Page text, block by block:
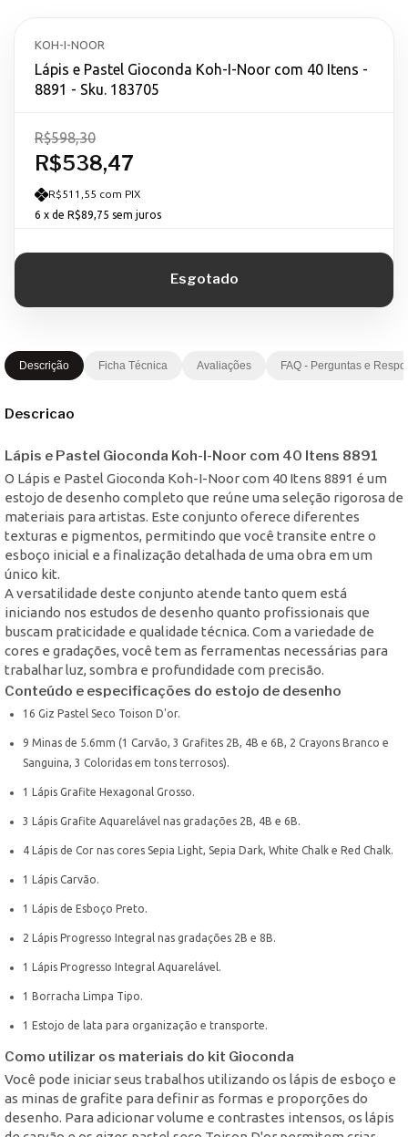
KOH-I-NOOR
Lápis e Pastel Gioconda Koh-I-Noor com 40 Itens -
8891 - Sku. 183705
R$538,47
R$598,30
R$511,55 com PIX
6 x de R$89,75 sem juros
Descrição Ficha Técnica Avaliações FAQ - Perguntas e
Descricao
Lápis e Pastel Gioconda Koh-I-Noor com 40 Itens 8891
O Lápis e Pastel Gioconda Koh-I-Noor com 40 Itens 8891 é um
estojo de desenho completo que reúne uma seleção rigorosa de
materiais para artistas. Este conjunto oferece diferentes
texturas e pigmentos, permitindo que você transite entre o
esboço inicial e a finalização detalhada de uma obra em um
único kit.
A versatilidade deste conjunto atende tanto quem está
iniciando nos estudos de desenho quanto profissionais que
buscam praticidade e qualidade técnica. Com a variedade de
cores e gradações, você tem as ferramentas necessárias para
trabalhar luz, sombra e profundidade com precisão.
Conteúdo e especificações do estojo de desenho
16 Giz Pastel Seco Toison D'or.
9 Minas de 5.6mm (1 Carvão, 3 Grafites 2B, 4B e 6B, 2 Crayons Branco e
Sanguina, 3 Coloridas em tons terrosos).
1 Lápis Grafite Hexagonal Grosso.
3 Lápis Grafite Aquarelável nas gradações 2B, 4B e 6B.
4 Lápis de Cor nas cores Sepia Light, Sepia Dark, White Chalk e Red Chalk.
1 Lápis Carvão.
1 Lápis de Esboço Preto.
2 Lápis Progresso Integral nas gradações 2B e 8B.
1 Lápis Progresso Integral Aquarelável.
1 Borracha Limpa Tipo.
1 Estojo de lata para organização e transporte.
Como utilizar os materiais do kit Gioconda
Você pode iniciar seus trabalhos utilizando os lápis de esboço e
as minas de grafite para definir as formas e proporções do
desenho. Para adicionar volume e contrastes intensos, os lápis